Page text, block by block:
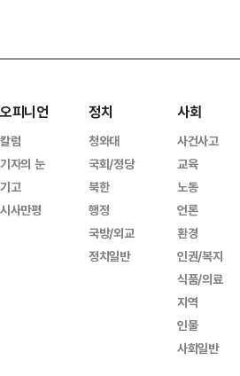
오피니언
칼럼
기자의 눈
기고
시사만평
정치
청와대
국회/정당
북한
행정
국방/외교
정치일반
사회
사건사고
교육
노동
언론
환경
인권/복지
식품/의료
지역
인물
사회일반